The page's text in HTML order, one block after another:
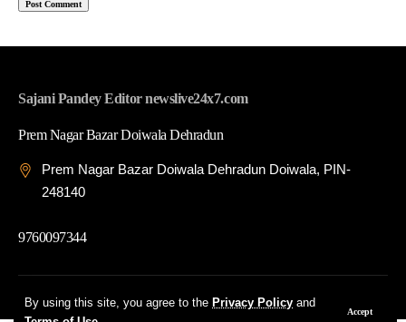
By using this site, you agree to the Privacy Policy and
Accept
Sajani Pandey Editor newslive24x7.com
Prem Nagar Bazar Doiwala Dehradun
Prem Nagar Bazar Doiwala Dehradun Doiwala, PIN-
248140
9760097344
© 2026 News Live 24x7| Developed By: Tech Yard Labs